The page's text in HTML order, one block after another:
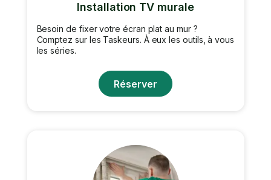
Installation TV murale
Besoin de fixer votre écran plat au mur ?
Comptez sur les Taskeurs. À eux les outils, à vous
les séries.
Réserver